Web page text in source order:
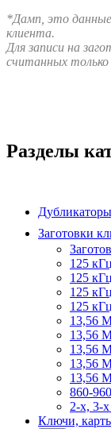
*Дамп, это
клиента.
Для записи на
считанных только
Разделы
Заготовки
125
125
125
125
13,56
13,56
13,56
13,56
13,56
860-
2-х, 3-
Ключи,